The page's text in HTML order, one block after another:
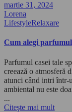
martie 31, 2024
Lorena
LifestyleRelaxare
Cum alegi
Parfumul casei tale
creează o atmosferă
atunci când intri într-
ambiental nu este
...
Citeşte mai mult